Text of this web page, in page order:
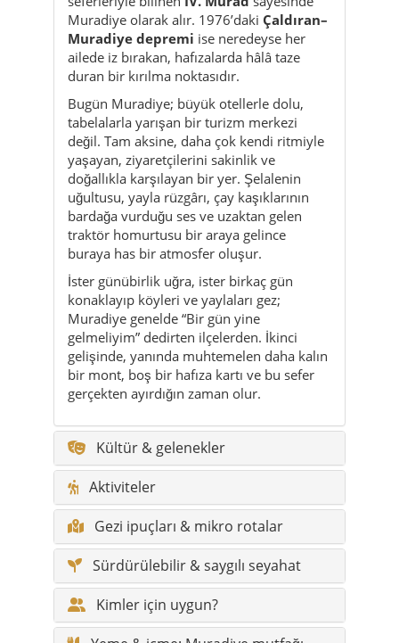
Bugün Muradiye; büyük otellerle dolu,
tabelalarla yarışan bir turizm merkezi
değil. Tam aksine, daha çok kendi ritmiyle
yaşayan, ziyaretçilerini sakinlik ve
doğallıkla karşılayan bir yer. Şelalenin
uğultusu, yayla rüzgârı, çay kaşıklarının
bardağa vurduğu ses ve uzaktan gelen
traktör homurtusu bir araya gelince
buraya has bir atmosfer oluşur.
İster günübirlik uğra, ister birkaç gün
konaklayıp köyleri ve yaylaları gez;
Muradiye genelde “Bir gün yine
gelmeliyim” dedirten ilçelerden. İkinci
gelişinde, yanında muhtemelen daha kalın
bir mont, boş bir hafıza kartı ve bu sefer
gerçekten ayırdığın zaman olur.
Kültür & gelenekler
Aktiviteler
Gezi ipuçları & mikro rotalar
Sürdürülebilir & saygılı seyahat
Kimler için uygun?
Yeme & içme: Muradiye mutfağı
Doğa & outdoor deneyimleri
Festivaller & etkinlikler